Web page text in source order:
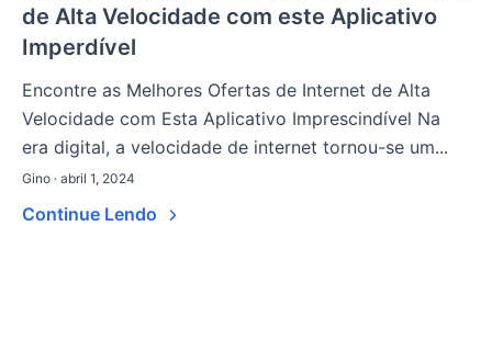
de Alta Velocidade com este Aplicativo
Imperdível
Encontre as Melhores Ofertas de Internet de Alta
Velocidade com Esta Aplicativo Imprescindível Na
era digital, a velocidade de internet tornou-se um...
Gino · abril 1, 2024
Continue Lendo